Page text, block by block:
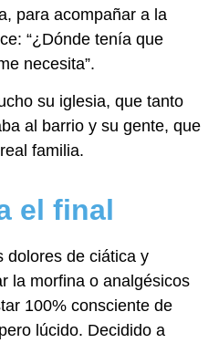
para acompañar a la
“¿Dónde tenía que
necesita”.
su iglesia, que tanto
al barrio y su gente, que
familia.
el final
dolores de ciática y
la morfina o analgésicos
100% consciente de
lúcido. Decidido a